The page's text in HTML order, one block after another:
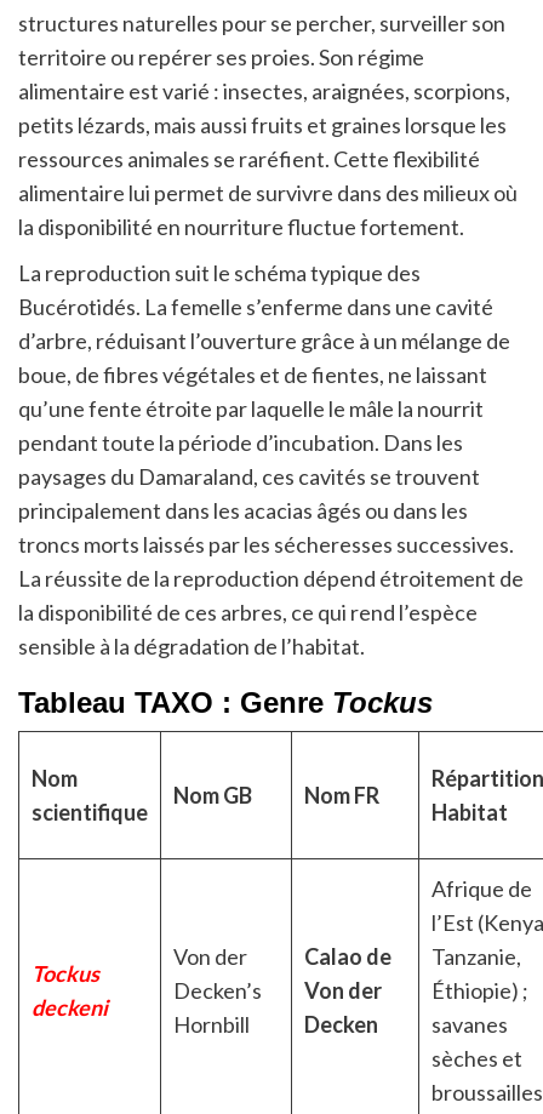
structures naturelles pour se percher, surveiller son
territoire ou repérer ses proies. Son régime
alimentaire est varié : insectes, araignées, scorpions,
petits lézards, mais aussi fruits et graines lorsque les
ressources animales se raréfient. Cette flexibilité
alimentaire lui permet de survivre dans des milieux où
la disponibilité en nourriture fluctue fortement.
La reproduction suit le schéma typique des
Bucérotidés. La femelle s’enferme dans une cavité
d’arbre, réduisant l’ouverture grâce à un mélange de
boue, de fibres végétales et de fientes, ne laissant
qu’une fente étroite par laquelle le mâle la nourrit
pendant toute la période d’incubation. Dans les
paysages du Damaraland, ces cavités se trouvent
principalement dans les acacias âgés ou dans les
troncs morts laissés par les sécheresses successives.
La réussite de la reproduction dépend étroitement de
la disponibilité de ces arbres, ce qui rend l’espèce
sensible à la dégradation de l’habitat.
Tableau TAXO : Genre Tockus
Nom
scientifique
Nom GB Nom FR
Habitat
Tockus
deckeni
Von der
Decken’s
Hornbill
Calao de
Von der
Decken
Afrique de
l’Est
Tanzanie,
Éthiopie) ;
savanes
sèches et